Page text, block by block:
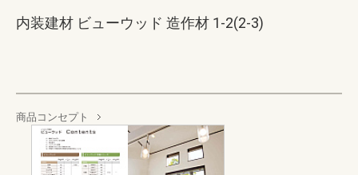
内装建材 ビューウッド 造作材 1-2(2-3)
商品コンセプト